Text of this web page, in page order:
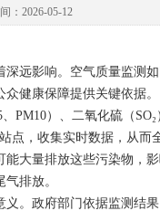
：2026-05-12
影响。空气质量监测如
健康保障提供关键依据。
）、二氧化硫（SO₂
点，收集实时数据，从而
大量排放这些污染物，
排放。
。政府部门依据监测结